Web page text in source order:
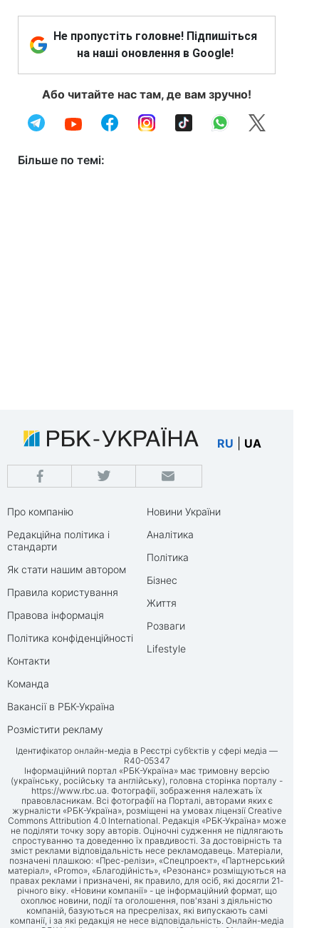
Не пропустіть головне! Підпишіться
на наші оновлення в Google!
Або читайте нас там, де вам зручно!
Більше по темі:
RU UA
Про компанію
Редакційна політика і
стандарти
Як стати нашим автором
Правила користування
Правова інформація
Політика конфіденційності
Контакти
Команда
Вакансії в РБК-Україна
Розмістити рекламу
Новини України
Аналітика
Політика
Бізнес
Життя
Розваги
Lifestyle
Ідентифікатор онлайн-медіа в Реєстрі суб’єктів у сфері медіа —
R40-05347
Інформаційний портал «РБК-Україна» має тримовну версію
(українську, російську та англійську), головна сторінка порталу -
https://www.rbc.ua. Фотографії, зображення належать їх
правовласникам. Всі фотографії на Порталі, авторами яких є
журналісти «РБК-Україна», розміщені на умовах ліцензії Creative
Commons Attribution 4.0 International. Редакція «РБК-Україна» може
не поділяти точку зору авторів. Оціночні судження не підлягають
спростуванню та доведенню їх правдивості. За достовірність та
зміст реклами відповідальність несе рекламодавець. Матеріали,
позначені плашкою: «Прес-релізи», «Спецпроект», «Партнерський
матеріал», «Promo», «Благодійність», «Резонанс» розміщуються на
правах реклами і призначені, як правило, для осіб, які досягли 21-
річного віку. «Новини компанії» - це інформаційний формат, що
охоплює новини, події та оголошення, пов'язані з діяльністю
компаній, базуються на пресрелізах, які випускають самі
компанії, і за які редакція не несе відповідальність. Онлайн-медіа